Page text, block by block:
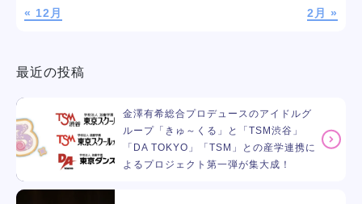
« 12月 2月 »
最近の投稿
金澤有希総合プロデュースのアイドルグ
ループ「きゅ～くる」と「TSM渋谷」
「DA TOKYO」「TSM」との産学連携に
よるプロジェクト第一弾が集大成！